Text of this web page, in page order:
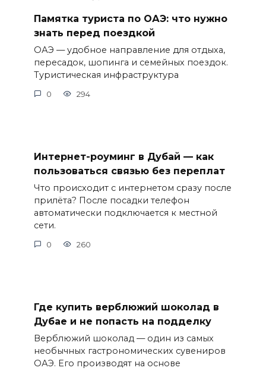
Памятка туриста по ОАЭ: что нужно
знать перед поездкой
ОАЭ — удобное направление для отдыха,
пересадок, шопинга и семейных поездок.
Туристическая инфраструктура
0 294
Интернет-роуминг в Дубай — как
пользоваться связью без переплат
Что происходит с интернетом сразу после
прилёта? После посадки телефон
автоматически подключается к местной
сети.
0 260
Где купить верблюжий шоколад в
Дубае и не попасть на подделку
Верблюжий шоколад — один из самых
необычных гастрономических сувениров
ОАЭ. Его производят на основе